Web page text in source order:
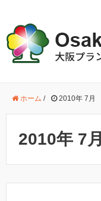
ホーム / 2010年 7月
2010年 7